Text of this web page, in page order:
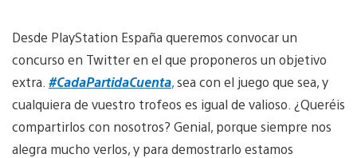
Desde PlayStation España queremos convocar un
concurso en Twitter en el que proponeros un objetivo
extra. #CadaPartidaCuenta,sea con el juego que sea, y
cualquiera de vuestro trofeos es igual de valioso. ¿Queréis
compartirlos con nosotros? Genial, porque siempre nos
alegra mucho verlos, y para demostrarlo estamos